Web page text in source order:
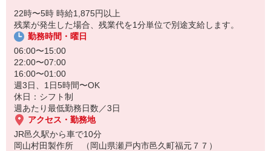
22時〜5時 時給1,875円以上
残業が発生した場合、残業代を1分単位で別途支給します。
勤務時間・曜日
06:00〜15:00
22:00〜07:00
16:00〜01:00
週3日、1日5時間〜OK
休日：シフト制
週あたり最低勤務日数／3日
アクセス・勤務地
JR邑久駅から車で10分
岡山村田製作所 （岡山県瀬戸内市邑久町福元７７）